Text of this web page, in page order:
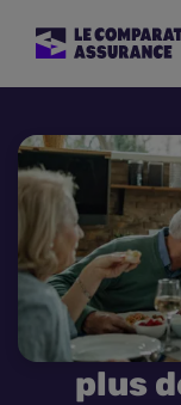
Mutuelle Santé
Assurance Moto
Assurance
Assurance de
plus